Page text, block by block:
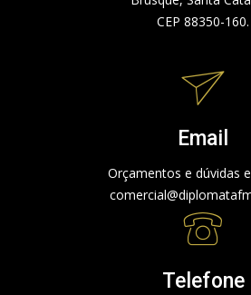
CEP 88350-160.
Email
Orçamentos e dúvidas
Telefone